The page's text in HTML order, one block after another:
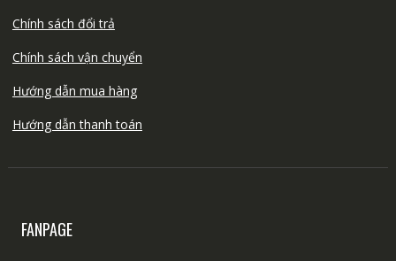
Chính sách đổi trả
Chính sách vận chuyển
Hướng dẫn mua hàng
Hướng dẫn thanh toán
FANPAGE